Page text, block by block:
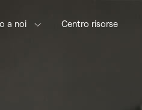
a noi Centro risorse